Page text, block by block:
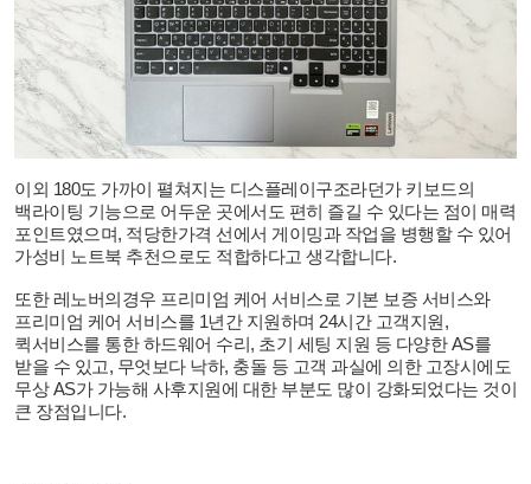
이외 180도 가까이 펼쳐지는 디스플레이구조라던가 키보드의
백라이팅 기능으로 어두운 곳에서도 편히 즐길 수 있다는 점이 매력
포인트였으며, 적당한가격 선에서 게이밍과 작업을 병행할 수 있어
가성비 노트북 추천으로도 적합하다고 생각합니다.
또한 레노버의경우 프리미엄 케어 서비스로 기본 보증 서비스와
프리미엄 케어 서비스를 1년간 지원하며 24시간 고객지원,
퀵서비스를 통한 하드웨어 수리, 초기 세팅 지원 등 다양한AS를
받을 수 있고, 무엇보다 낙하, 충돌 등 고객 과실에 의한 고장시에도
무상AS가 가능해 사후지원에 대한 부분도 많이 강화되었다는 것이
큰 장점입니다.